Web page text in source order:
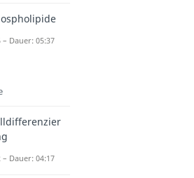
– Dauer: 05:37
– Dauer: 04:17